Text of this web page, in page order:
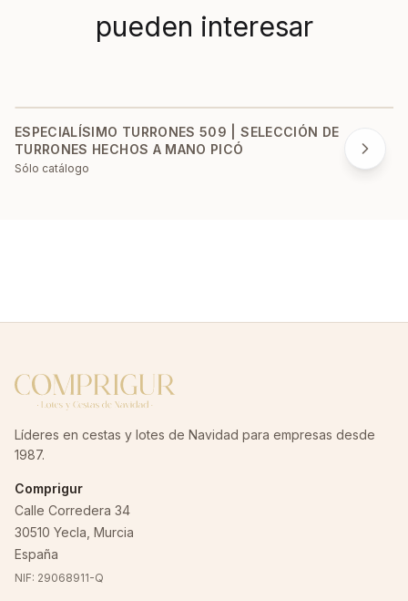
pueden interesar
ESPECIALÍSIMO TURRONES 509 | SELECCIÓN DE
TURRONES HECHOS A MANO PICÓ
Sólo catálogo
Líderes en cestas y lotes de Navidad para empresas desde
1987.
Comprigur
Calle Corredera 34
30510 Yecla, Murcia
España
NIF: 29068911-Q